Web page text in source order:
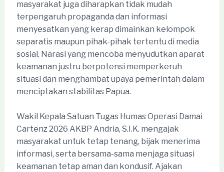
masyarakat juga diharapkan tidak mudah
terpengaruh propaganda dan informasi
menyesatkan yang kerap dimainkan kelompok
separatis maupun pihak-pihak tertentu di media
sosial. Narasi yang mencoba menyudutkan aparat
keamanan justru berpotensi memperkeruh
situasi dan menghambat upaya pemerintah dalam
menciptakan stabilitas Papua.
Wakil Kepala Satuan Tugas Humas Operasi Damai
Cartenz 2026 AKBP Andria, S.I.K. mengajak
masyarakat untuk tetap tenang, bijak menerima
informasi, serta bersama-sama menjaga situasi
keamanan tetap aman dan kondusif. Ajakan